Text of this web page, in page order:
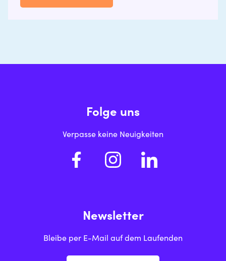
Folge uns
Verpasse keine Neuigkeiten
Newsletter
Bleibe per E-Mail auf dem Laufenden